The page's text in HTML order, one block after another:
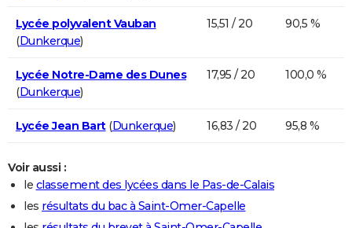
Lycée polyvalent Vauban
(Dunkerque)
15,51 / 20 90,5 %
Lycée Notre-Dame des Dunes
(Dunkerque)
17,95 / 20 100,0 %
Lycée Jean Bart(Dunkerque) 16,83 / 20 95,8 %
Voir aussi :
le classement des lycées dans le Pas-de-Calais
les résultats du bac à Saint-Omer-Capelle